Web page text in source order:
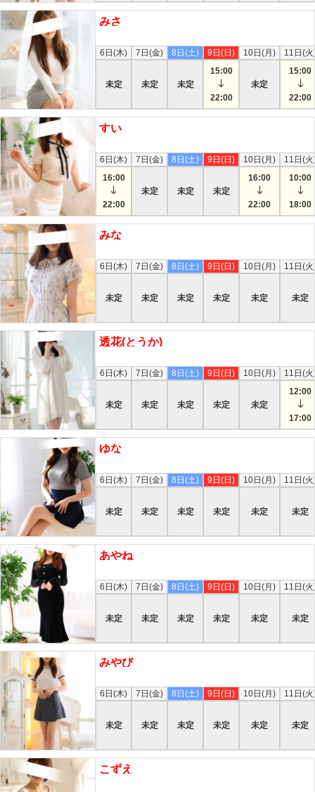
みさ
6日(木)
未定
7日(金)
未定
8日(土)
未定
9日(日)
15:00
22:00
10日(月)
未定
11日(
15:00
22:00
すい
6日(木)
16:00
22:00
7日(金)
未定
8日(土)
未定
9日(日)
未定
10日(月)
16:00
22:00
11日(
10:00
18:00
みな
6日(木)
未定
7日(金)
未定
8日(土)
未定
9日(日)
未定
10日(月)
未定
11日(
未定
透花(とうか)
6日(木)
未定
7日(金)
未定
8日(土)
未定
9日(日)
未定
10日(月)
未定
11日(
12:00
17:00
ゆな
6日(木)
未定
7日(金)
未定
8日(土)
未定
9日(日)
未定
10日(月)
未定
11日(
未定
あやね
6日(木)
未定
7日(金)
未定
8日(土)
未定
9日(日)
未定
10日(月)
未定
11日(
未定
みやび
6日(木)
未定
7日(金)
未定
8日(土)
未定
9日(日)
未定
10日(月)
未定
11日(
未定
こずえ